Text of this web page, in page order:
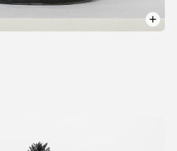
at Veronica Island｣ |
代アート公募展｣ | 板室温泉大
｣ | フランス大使館 東京
MIURA ARTS 東京